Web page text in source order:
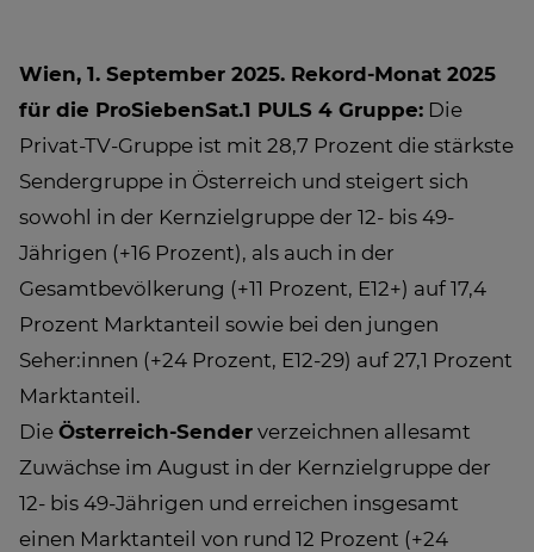
Wien, 1. September 2025. Rekord-Monat 2025
für die ProSiebenSat.1 PULS 4 Gruppe: Die
Privat-TV-Gruppe ist mit 28,7 Prozent die stärkste
Sendergruppe in Österreich und steigert sich
sowohl in der Kernzielgruppe der 12- bis 49-
Jährigen (+16 Prozent), als auch in der
Gesamtbevölkerung (+11 Prozent, E12+) auf 17,4
Prozent Marktanteil sowie bei den jungen
Seher:innen (+24 Prozent, E12-29) auf 27,1 Prozent
Marktanteil.
Die Österreich-Sender verzeichnen allesamt
Zuwächse im August in der Kernzielgruppe der
12- bis 49-Jährigen und erreichen insgesamt
einen Marktanteil von rund 12 Prozent (+24